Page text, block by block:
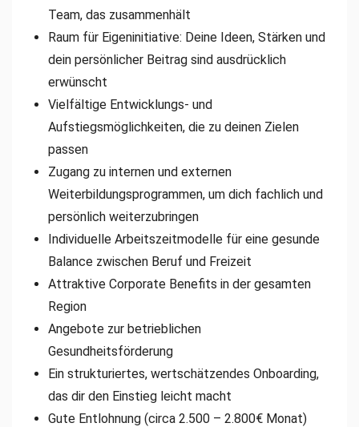
Team, das zusammenhält
Raum für Eigeninitiative: Deine Ideen, Stärken und
dein persönlicher Beitrag sind ausdrücklich
erwünscht
Vielfältige Entwicklungs- und
Aufstiegsmöglichkeiten, die zu deinen Zielen
passen
Zugang zu internen und externen
Weiterbildungsprogrammen, um dich fachlich und
persönlich weiterzubringen
Individuelle Arbeitszeitmodelle für eine gesunde
Balance zwischen Beruf und Freizeit
Attraktive Corporate Benefits in der gesamten
Region
Angebote zur betrieblichen
Gesundheitsförderung
Ein strukturiertes, wertschätzendes Onboarding,
das dir den Einstieg leicht macht
Gute Entlohnung (circa 2.500 – 2.800€ Monat)